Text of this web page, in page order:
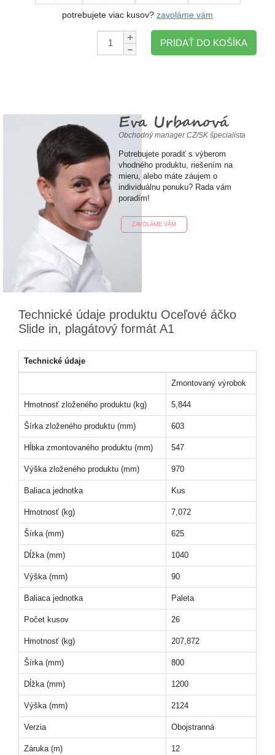
potrebujete viac kusov? zavoláme vám
Množstvo:
PRIDAŤ DO KOŠÍKA
Eva Urbanová
Obchodný manager CZ/SK špecialista
Potrebujete poradiť s výberom
vhodného produktu, riešením na
mieru, alebo máte záujem o
individuálnu ponuku? Rada vám
poradím!
ZAVOLÁME VÁM
Technické údaje produktu Oceľové áčko
Slide in, plagátový formát A1
Technické údaje
Zmontovaný výrobok
Hmotnosť zloženého produktu (kg) 5,844
Šírka zloženého produktu (mm) 603
Hĺbka zmontovaného produktu (mm) 547
Výška zloženého produktu (mm) 970
Baliaca jednotka Kus
Hmotnosť (kg) 7,072
Šírka (mm) 625
Dĺžka (mm) 1040
Výška (mm) 90
Baliaca jednotka Paleta
Počet kusov 26
Hmotnosť (kg) 207,872
Šírka (mm) 800
Dĺžka (mm) 1200
Výška (mm) 2124
Verzia Obojstranná
Záruka (m) 12